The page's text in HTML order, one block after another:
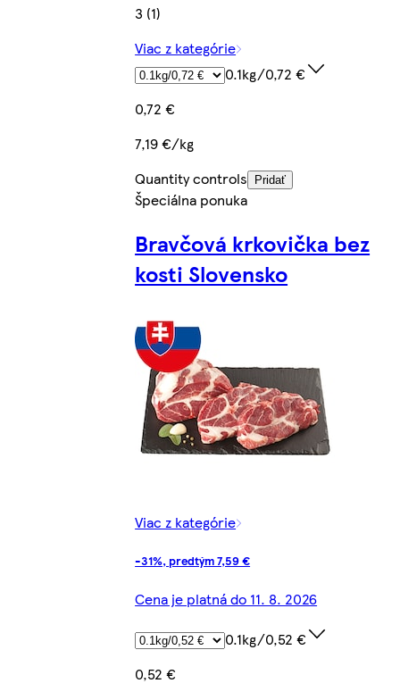
3 (1)
Viac z kategórie
0.1kg/0,72 €
0,72 €
7,19 €/kg
Quantity controls
Pridať
Špeciálna ponuka
Bravčová krkovička bez
kosti Slovensko
Viac z kategórie
-31%, predtým 7,59 €
Cena je platná do 11. 8. 2026
0.1kg/0,52 €
0,52 €